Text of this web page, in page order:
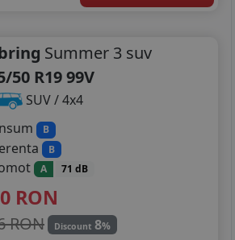
Summer 3 suv
50 R19 99V
SUV / 4x4
B
B
A 71 dB
RON
RON Discount 8%